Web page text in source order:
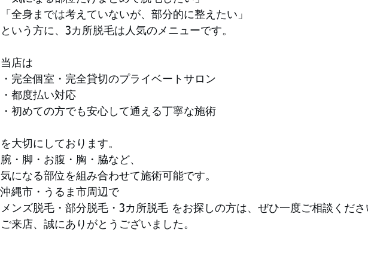
「全身までは考えていないが、部分的に整えたい」
という方に、3カ所脱毛は人気のメニューです。
当店は
・完全個室・完全貸切のプライベートサロン
・都度払い対応
・初めての方でも安心して通える丁寧な施術
を大切にしております。
腕・脚・お腹・胸・脇など、
気になる部位を組み合わせて施術可能です。
沖縄市・うるま市周辺で
メンズ脱毛・部分脱毛・3カ所脱毛 をお探しの方は、ぜひ一度ご相談くださ
ご来店、誠にありがとうございました。